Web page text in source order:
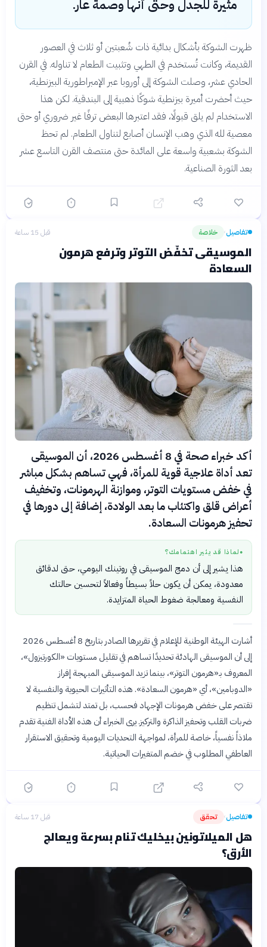
مثيرة للجدل وحتى أنها وصمة عار.
ظهرت الشوكة بأشكال بدائية ذات شُعبتين أو ثلاث في العصور
القديمة، وكانت تُستخدم في الطهي وتثبيت الطعام لا تناوله. في القرن
الحادي عشر، وصلت الشوكة إلى أوروبا عبر الإمبراطورية البيزنطية،
حيث أحضرت أميرة بيزنطية شوكًا ذهبية إلى البندقية. لكن هذا
الاستخدام لم يلق قبولًا، فقد اعتبرها البعض ترفًا غير ضروري أو حتى
معصية لله الذي وهب الإنسان أصابع لتناول الطعام. لم تحظ
الشوكة بشعبية واسعة على المائدة حتى منتصف القرن التاسع عشر
بعد الثورة الصناعية.
تفاصيل› خلاصة قبل 15 ساعة
الموسيقى تخفّض التوتر وترفع هرمون
السعادة
أكد خبراء صحة في 8 أغسطس 2026، أن الموسيقى
تعد أداة علاجية قوية للمرأة، فهي تساهم بشكل مباشر
في خفض مستويات التوتر، وموازنة الهرمونات، وتخفيف
أعراض قلق واكتئاب ما بعد الولادة، إضافة إلى دورها في
تحفيز هرمونات السعادة.
● لماذا قد يثير اهتمامك؟
هذا يشير إلى أن دمج الموسيقى في روتينك اليومي، حتى لدقائق
معدودة، يمكن أن يكون حلاً بسيطاً وفعالاً لتحسين حالتك
النفسية ومعالجة ضغوط الحياة المتزايدة.
أشارت الهيئة الوطنية للإعلام في تقريرها الصادر بتاريخ 8 أغسطس 2026
إلى أن الموسيقى الهادئة تحديدًا تساهم في تقليل مستويات «الكورتيزول»،
المعروف بـ«هرمون التوتر»، بينما تزيد الموسيقى المبهجة إفراز
«الدوبامين»، أي «هرمون السعادة». هذه التأثيرات الحيوية والنفسية لا
تقتصر على خفض هرمونات الإجهاد فحسب، بل تمتد لتشمل تنظيم
ضربات القلب وتحفيز الذاكرة والتركيز. يرى الخبراء أن هذه الأداة الفنية تقدم
ملاذاً نفسياً، خاصة للمرأة، لمواجهة التحديات اليومية وتحقيق الاستقرار
العاطفي المطلوب في خضم المتغيرات الحياتية.
تفاصيل› تحقق قبل 17 ساعة
هل الميلاتونين بيخليك تنام بسرعة ويعالج
الأرق؟